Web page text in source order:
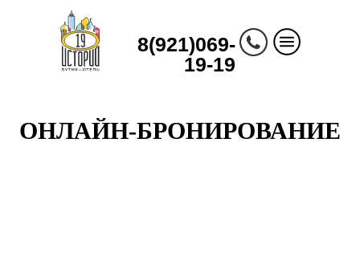
8(921)069-
19-19
ОНЛАЙН-БРОНИРОВАНИЕ